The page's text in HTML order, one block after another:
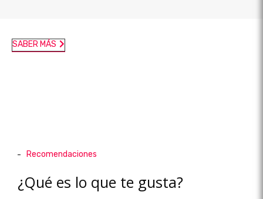
SABER MÁS
Recomendaciones
¿Qué es lo que te gusta?